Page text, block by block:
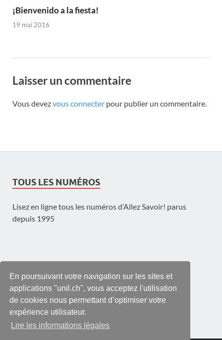
En poursuivant votre navigation sur les sites et
applications "unil.ch", vous acceptez l'utilisation
de cookies nous permettant d’optimiser votre
expérience utilisateur.
Lire les informations légales
¡Bienvenido a la fiesta!
19 mai 2016
Laisser un commentaire
Vous devezvous connecter pour publier un commentaire.
TOUS LES NUMÉROS
Lisez en ligne tous les numéros d’Allez Savoir! parus
depuis 1995